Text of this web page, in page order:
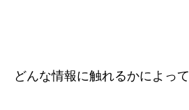
どんな情報に触れるかによって